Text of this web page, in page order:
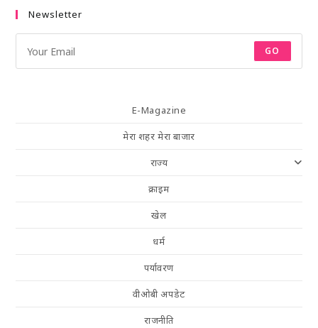
Newsletter
GO
E-Magazine
मेरा शहर मेरा बाजार
राज्य
क्राइम
खेल
धर्म
पर्यावरण
वीओबी अपडेट
राजनीति